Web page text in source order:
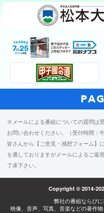
※メールによる番組についての質問は
お問い合わせください。（受付時間：
皆さんから【ご意見・感想フォーム】
を通しておりますがメールによるご返
了承下さい。
Copyright © 2014-
弊社の番組ならび
映像、音声、写真、音楽などの著作